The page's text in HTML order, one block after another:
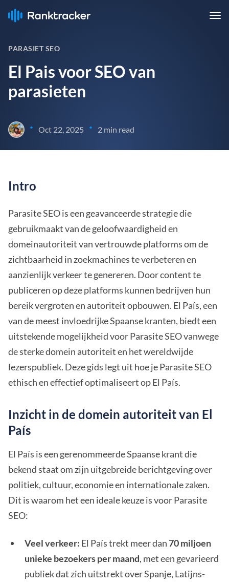
PARASIET SEO
El Pais voor SEO van
parasieten
• Oct 22, 2025 • 2 min read
Intro
Parasite SEO is een geavanceerde strategie die
gebruikmaakt van de geloofwaardigheid en
domeinautoriteit van vertrouwde platforms om de
zichtbaarheid in zoekmachines te verbeteren en
aanzienlijk verkeer te genereren. Door content te
publiceren op deze platforms kunnen bedrijven hun
bereik vergroten en autoriteit opbouwen. El País, een
van de meest invloedrijke Spaanse kranten, biedt een
uitstekende mogelijkheid voor Parasite SEO vanwege
de sterke domein autoriteit en het wereldwijde
lezerspubliek. Deze gids legt uit hoe je Parasite SEO
ethisch en effectief optimaliseert op El País.
Inzicht in de domein autoriteit van El
País
El País is een gerenommeerde Spaanse krant die
bekend staat om zijn uitgebreide berichtgeving over
politiek, cultuur, economie en internationale zaken.
Dit is waarom het een ideale keuze is voor Parasite
SEO:
Veel verkeer: El País trekt meer dan70 miljoen
unieke bezoekers per maand, met een gevarieerd
publiek dat zich uitstrekt over Spanje, Latijns-